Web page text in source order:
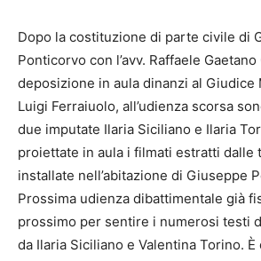
Dopo la costituzione di parte civile di
Ponticorvo con l’avv. Raffaele
deposizione in aula dinanzi al Giudice
Luigi Ferraiuolo, all’udienza scorsa
due imputate Ilaria Siciliano e Ilaria
proiettate in aula i filmati estratti dalle
installate nell’abitazione di Giuseppe
Prossima udienza dibattimentale già
prossimo per sentire i numerosi testi
da Ilaria Siciliano e Valentina Torino. È